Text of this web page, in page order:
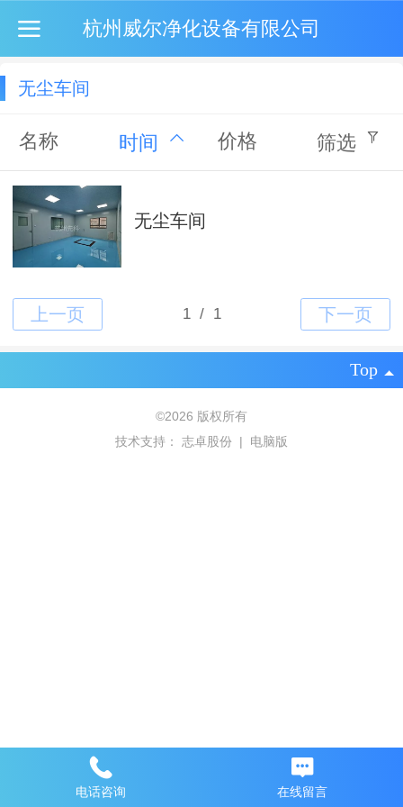
杭州威尔净化设备有限公司
无尘车间
名称 时间 价格 筛选
无尘车间
Top
©2026 版权所有
技术支持： 志卓股份 | 电脑版
电话咨询 在线留言